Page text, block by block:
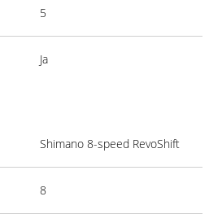
5
Ja
Shimano 8-speed RevoShift
8